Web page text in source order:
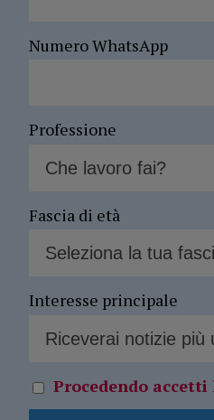
Numero WhatsApp
Professione
Fascia di età
Interesse principale
Procedendo